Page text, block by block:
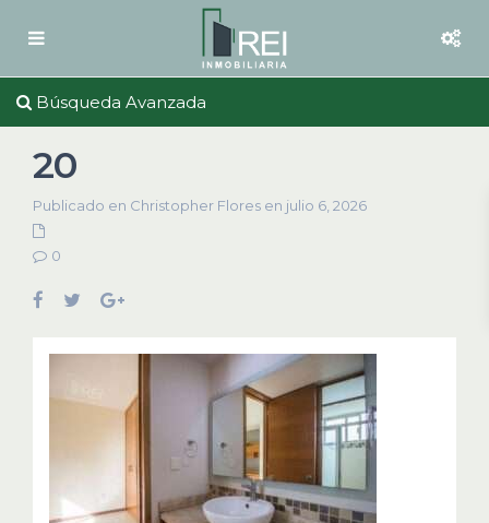
Búsqueda Avanzada
20
Publicado en Christopher Flores en julio 6, 2026
0